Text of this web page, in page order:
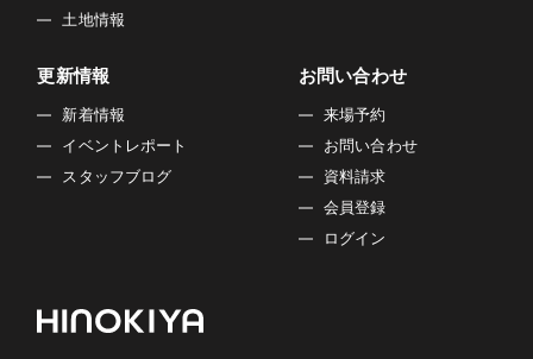
土地情報
更新情報
新着情報
イベントレポート
スタッフブログ
お問い合わせ
来場予約
お問い合わせ
資料請求
会員登録
ログイン